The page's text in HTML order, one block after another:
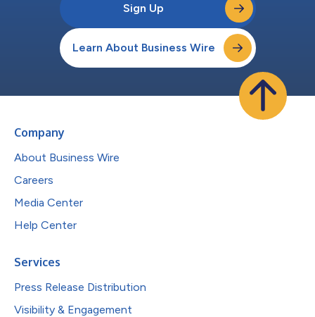
Sign Up
Learn About Business Wire
Company
About Business Wire
Careers
Media Center
Help Center
Services
Press Release Distribution
Visibility & Engagement